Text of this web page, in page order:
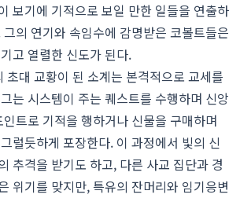
보기에 기적으로 보일 만한 일들을 연출하
의 연기와 속임수에 감명받은 코볼트들은
고 열렬한 신도가 된다.
초대 교황이 된 소계는 본격적으로 교세를
는 시스템이 주는 퀘스트를 수행하며 신앙
트로 기적을 행하거나 신물을 구매하며
럴듯하게 포장한다. 이 과정에서 빛의 신
추격을 받기도 하고, 다른 사교 집단과 경
위기를 맞지만, 특유의 잔머리와 임기응변